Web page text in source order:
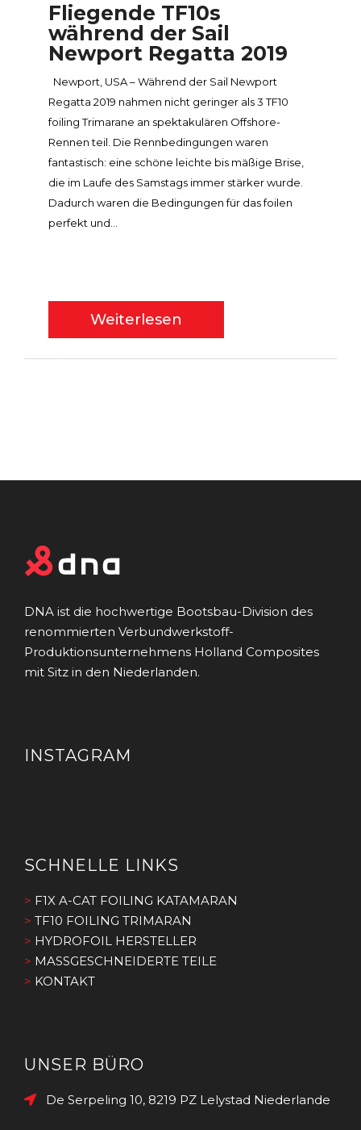
Fliegende TF10s
während der Sail
Newport Regatta 2019
Newport, USA – Während der Sail Newport
Regatta 2019 nahmen nicht geringer als 3 TF10
foiling Trimarane an spektakulären Offshore-
Rennen teil. Die Rennbedingungen waren
fantastisch: eine schöne leichte bis mäßige Brise,
die im Laufe des Samstags immer stärker wurde.
Dadurch waren die Bedingungen für das foilen
perfekt und...
Weiterlesen
DNA ist die hochwertige Bootsbau-Division des
renommierten Verbundwerkstoff-
Produktionsunternehmens Holland Composites
mit Sitz in den Niederlanden.
INSTAGRAM
SCHNELLE LINKS
> F1X A-CAT FOILING KATAMARAN
> TF10 FOILING TRIMARAN
> HYDROFOIL HERSTELLER
> MASSGESCHNEIDERTE TEILE
> KONTAKT
UNSER BÜRO
De Serpeling 10, 8219 PZ Lelystad Niederlande